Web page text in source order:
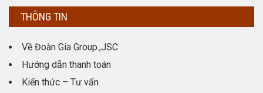
THÔNG TIN
Về Đoàn Gia Group.,JSC
Hướng dẫn thanh toán
Kiến thức – Tư vấn